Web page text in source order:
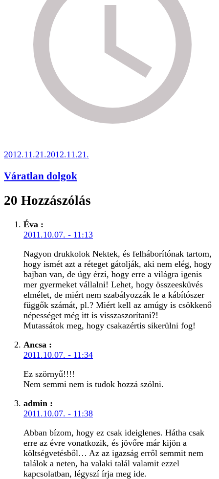
2012.11.21.2012.11.21.
Váratlan dolgok
20 Hozzászólás
Éva :
2011.10.07. - 11:13
Nagyon drukkolok Nektek, és felháborítónak tartom,
hogy ismét azt a réteget gátolják, aki nem elég, hogy
bajban van, de úgy érzi, hogy erre a világra igenis
mer gyermeket vállalni! Lehet, hogy összeesküvés
elmélet, de miért nem szabályozzák le a kábítószer
függők számát, pl.? Miért kell az amúgy is csökkenő
népességet még itt is visszaszorítani?!
Mutassátok meg, hogy csakazértis sikerülni fog!
Ancsa :
2011.10.07. - 11:34
Ez szörnyű!!!!
Nem semmi nem is tudok hozzá szólni.
admin :
2011.10.07. - 11:38
Abban bízom, hogy ez csak ideiglenes. Hátha csak
erre az évre vonatkozik, és jövőre már kijön a
költségvetésből… Az az igazság erről semmit nem
találok a neten, ha valaki talál valamit ezzel
kapcsolatban, légyszí írja meg ide.